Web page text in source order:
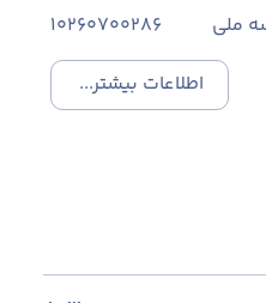
ملی
10260700286
اطلاعات بیشتر...